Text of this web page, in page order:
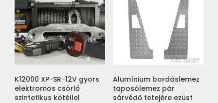
K12000 XP-SR-12V gyors
elektromos csörlő
szintetikus kötéllel
Alumínium bordáslemez
taposólemez pár
sárvédő tetejére ezüst